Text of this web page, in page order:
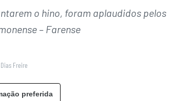
o hino, foram aplaudidos pelos
– Farense
Freire
preferida